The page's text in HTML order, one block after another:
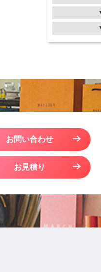
お問い合わせ
お見積り